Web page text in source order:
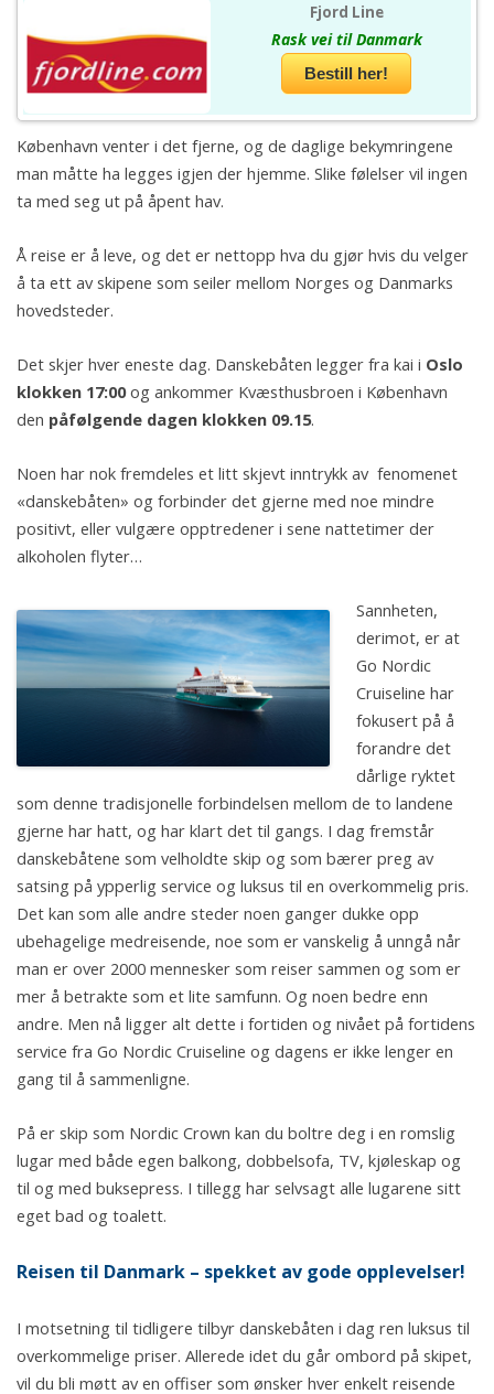
Fjord Line
Rask vei til Danmark
Bestill her!
København venter i det fjerne, og de daglige bekymringene
man måtte ha legges igjen der hjemme. Slike følelser vil ingen
ta med seg ut på åpent hav.
Å reise er å leve, og det er nettopp hva du gjør hvis du velger
å ta ett av skipene som seiler mellom Norges og Danmarks
hovedsteder.
Det skjer hver eneste dag. Danskebåten legger fra kai i Oslo
klokken 17:00og ankommer Kvæsthusbroen i København
den påfølgende dagen klokken 09.15.
Noen har nok fremdeles et litt skjevt inntrykk av fenomenet
«danskebåten» og forbinder det gjerne med noe mindre
positivt, eller vulgære opptredener i sene nattetimer der
alkoholen flyter…
Sannheten,
derimot, er at
Go Nordic
Cruiseline har
fokusert på å
forandre det
dårlige ryktet
som denne tradisjonelle forbindelsen mellom de to landene
gjerne har hatt, og har klart det til gangs. I dag fremstår
danskebåtene som velholdte skip og som bærer preg av
satsing på ypperlig service og luksus til en overkommelig pris.
Det kan som alle andre steder noen ganger dukke opp
ubehagelige medreisende, noe som er vanskelig å unngå når
man er over 2000 mennesker som reiser sammen og som er
mer å betrakte som et lite samfunn. Og noen bedre enn
andre. Men nå ligger alt dette i fortiden og nivået på fortidens
service fra Go Nordic Cruiseline og dagens er ikke lenger en
gang til å sammenligne.
På er skip som Nordic Crown kan du boltre deg i en romslig
lugar med både egen balkong, dobbelsofa, TV, kjøleskap og
til og med buksepress. I tillegg har selvsagt alle lugarene sitt
eget bad og toalett.
Reisen til Danmark – spekket av gode opplevelser!
I motsetning til tidligere tilbyr danskebåten i dag ren luksus til
overkommelige priser. Allerede idet du går ombord på skipet,
vil du bli møtt av en offiser som ønsker hver enkelt reisende